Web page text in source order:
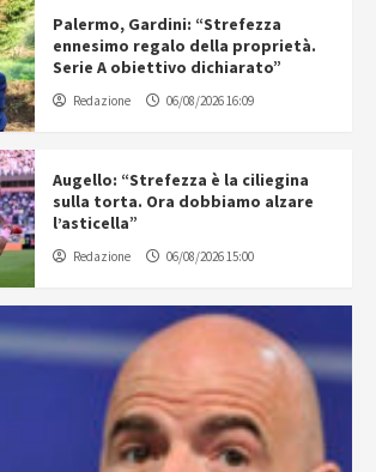
Palermo, Gardini: “Strefezza
ennesimo regalo della proprietà.
Serie A obiettivo dichiarato”
Redazione 06/08/2026 16:09
Augello: “Strefezza è la ciliegina
sulla torta. Ora dobbiamo alzare
l’asticella”
Redazione 06/08/2026 15:00